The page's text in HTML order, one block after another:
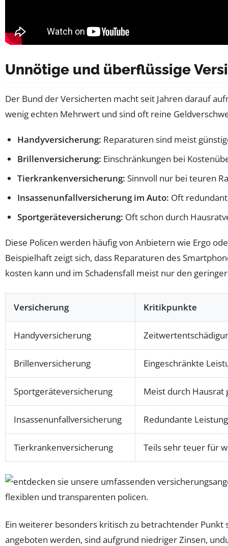
Unnötige und überflüssige
Der Bund der Versicherten macht seit Jahren darauf
wenig echten Mehrwert und sind oft reine
Handyversicherung: Reparaturen sind meist
Brillenversicherung: Einschränkungen bei
Tierkrankenversicherung: Sinnvoll nur bei teuren
Insassenunfallversicherung im Auto: Oft
Sportgeräteversicherung: Oft schon durch
Diese Policen werden häufig von Anbietern wie Ergo
Beispielhaft zeigt sich, dass Reparaturen des
kosten kann und im Schadensfall meist nur den
Versicherung Kritikpunkte
Handyversicherung
Brillenversicherung Eingeschränkte
Sportgeräteversicherung Meist durch Hausrat
Insassenunfallversicherung Redundante
Tierkrankenversicherung Teils sehr teuer für
Ein weiterer besonders kritisch zu betrachtender Punkt
angeboten werden, sind aufgrund niedriger Zinsen,